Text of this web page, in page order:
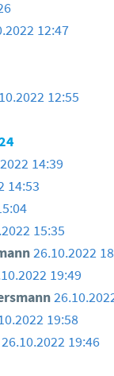
12:47
12:55
14:39
14:53
15:35
26.10.2022
19:49
19:58
26.10.2022 19:46